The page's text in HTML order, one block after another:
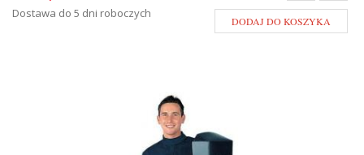
Dostawa do 5 dni roboczych
DODAJ DO KOSZYKA